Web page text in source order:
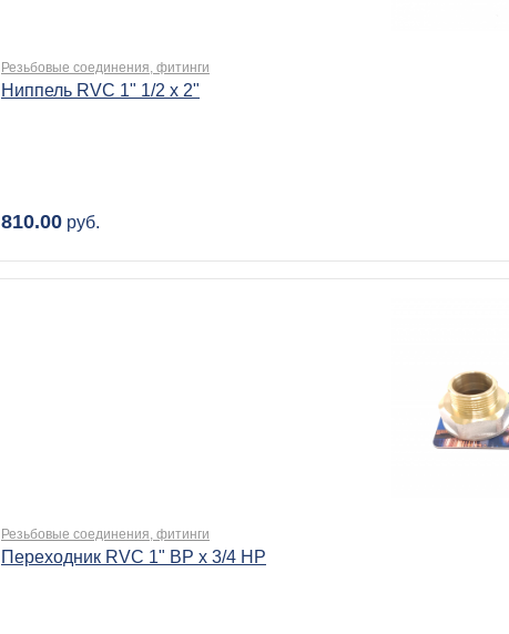
Резьбовые соединения, фитинги
Ниппель RVC 1" 1/2 х 2"
810.00 руб.
Резьбовые соединения, фитинги
Переходник RVC 1" ВР х 3/4 НР